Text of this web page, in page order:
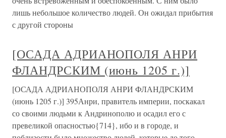
лишь небольшое количество людей. Он ожидал прибытия
с другой стороны
[ОСАДА АДРИАНОПОЛЯ АНРИ
ФЛАНДРСКИМ (июнь 1205 г.)]
[ОСАДА АДРИАНОПОЛЯ АНРИ ФЛАНДРСКИМ
(июнь 1205 г.)] 395Анри, правитель империи, поскакал
со своими людьми к Андринополю и осадил его с
превеликой опасностью{714}, ибо и в городе, и